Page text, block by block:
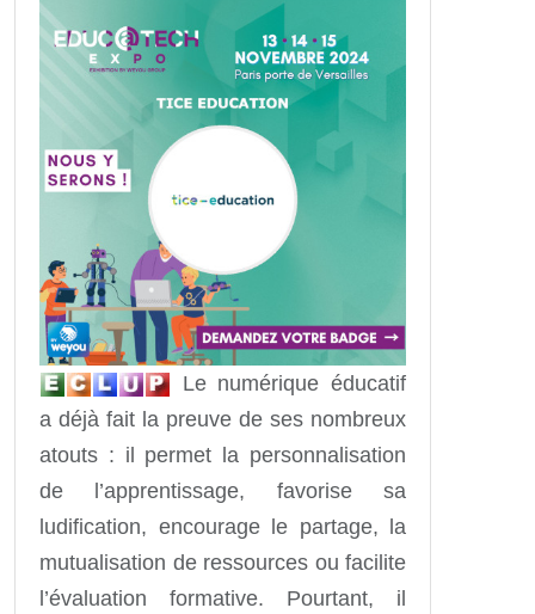
Le numérique éducatif
a déjà fait la preuve de ses nombreux
atouts : il permet la personnalisation
de l’apprentissage, favorise sa
ludification, encourage le partage, la
mutualisation de ressources ou facilite
l’évaluation formative. Pourtant, il